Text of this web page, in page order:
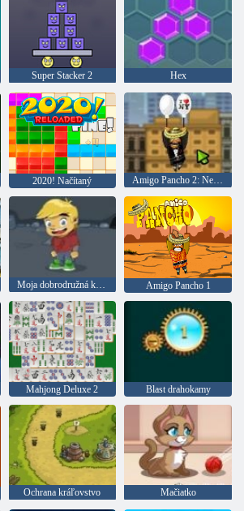
Super Stacker 2 Hex
2020! Načítaný Amigo Pancho 2: New York Party
Moja dobrodružná kniha 2 Amigo Pancho 1
Mahjong Deluxe 2 Blast drahokamy
Ochrana kráľovstvo Mačiatko